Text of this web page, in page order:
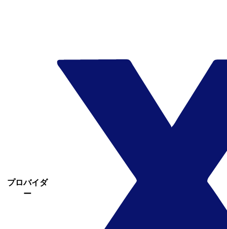
プロバイダ
ー